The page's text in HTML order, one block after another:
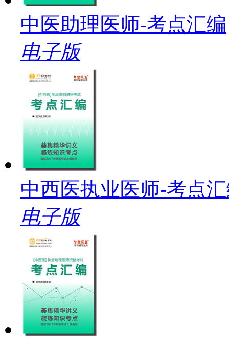
中医助理医师-考点汇编
电子版
中西医执业医师-考点
电子版